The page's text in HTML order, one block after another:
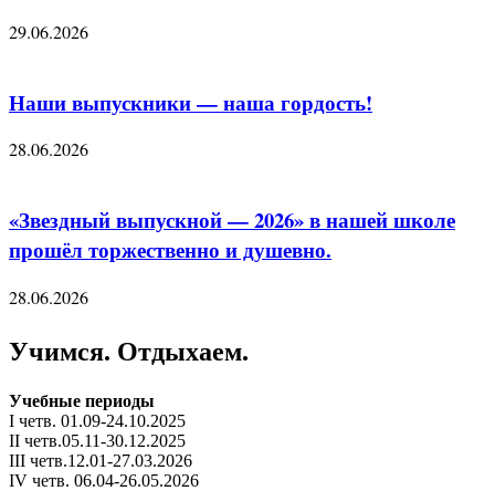
29.06.2026
Наши выпускники — наша гордость!
28.06.2026
«Звездный выпускной — 2026» в нашей школе
прошёл торжественно и душевно.
28.06.2026
Учимся. Отдыхаем.
Учебные периоды
I четв. 01.09-24.10.2025
II четв.05.11-30.12.2025
III четв.12.01-27.03.2026
IV четв. 06.04-26.05.2026